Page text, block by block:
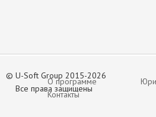
© U-Soft Group 2015-2026
Все права защищены
О программе
Контакты